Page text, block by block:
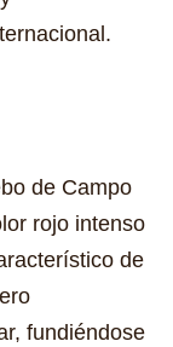
de Campo
rojo intenso
de
fundiéndose